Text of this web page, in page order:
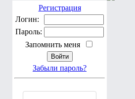
Регистрация
Логин:
Пароль:
Запомнить меня
Забыли пароль?